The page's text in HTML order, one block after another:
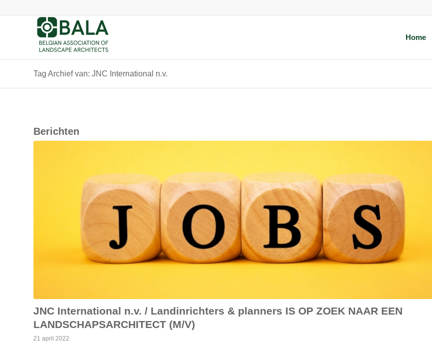
Home
Tag Archief van: JNC International n.v.
Berichten
JNC International n.v. / Landinrichters & planners IS OP ZOEK NAAR EEN
LANDSCHAPSARCHITECT (M/V)
21 april 2022